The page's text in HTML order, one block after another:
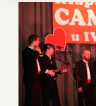
View
Larger
Image